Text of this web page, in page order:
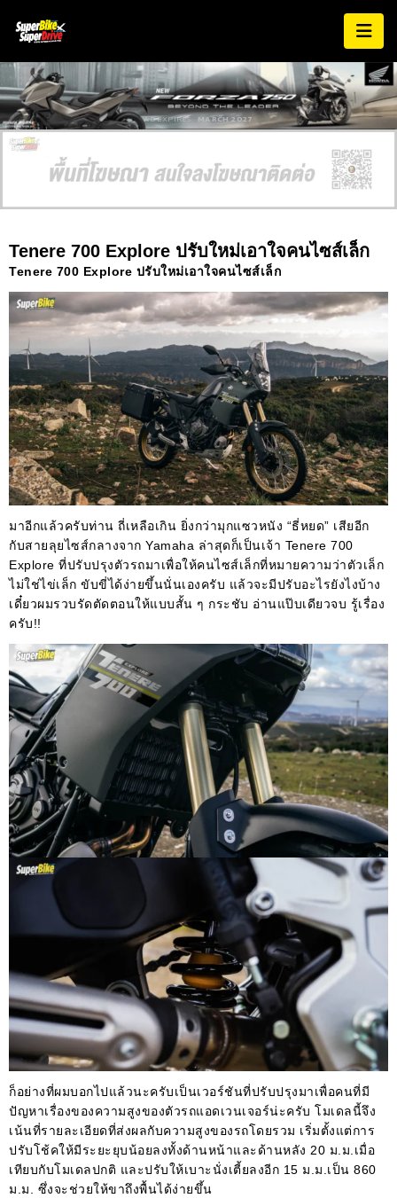
AD EXPIRES: MARCH 2027
Tenere 700 Explore ปรับใหม่เอาใจคนไซส์เล็ก
Tenere 700 Explore ปรับใหม่เอาใจคนไซส์เล็ก
มาอีกแล้วครับท่าน ถี่เหลือเกิน ยิ่งกว่ามุกแซวหนัง “ธี่หยด” เสียอีก
กับสายลุยไซส์กลางจาก Yamaha ล่าสุดก็เป็นเจ้า Tenere 700
Explore ที่ปรับปรุงตัวรถมาเพื่อให้คนไซส์เล็กที่หมายความว่าตัวเล็ก
ไม่ใช่ไข่เล็ก ขับขี่ได้ง่ายขึ้นนั่นเองครับ แล้วจะมีปรับอะไรยังไงบ้าง
เดี๋ยวผมรวบรัดตัดตอนให้แบบสั้น ๆ กระชับ อ่านแป๊บเดียวจบ รู้เรื่อง
ครับ!!
ก็อย่างที่ผมบอกไปแล้วนะครับเป็นเวอร์ชันที่ปรับปรุงมาเพื่อคนที่มี
ปัญหาเรื่องของความสูงของตัวรถแอดเวนเจอร์น่ะครับ โมเดลนี้จึง
เน้นที่รายละเอียดที่ส่งผลกับความสูงของรถโดยรวม เริ่มตั้งแต่การ
ปรับโช้คให้มีระยะยุบน้อยลงทั้งด้านหน้าและด้านหลัง 20 ม.ม.เมื่อ
เทียบกับโมเดลปกติ และปรับให้เบาะนั่งเตี้ยลงอีก 15 ม.ม.เป็น 860
ม.ม. ซึ่งจะช่วยให้ขาถึงพื้นได้ง่ายขึ้น